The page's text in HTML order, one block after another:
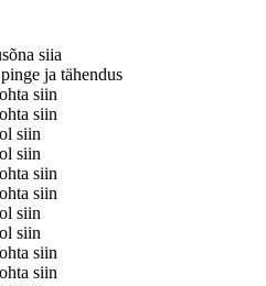
siia
ja tähendus
siin
siin
siin
siin
siin
siin
siin
siin
siin
siin